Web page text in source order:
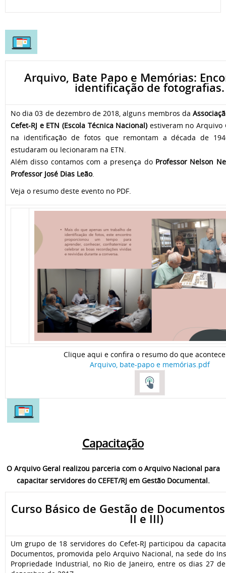
Arquivo, Bate Papo e Memórias:
identificação de fotografias.
No dia 03 de dezembro de 2018, alguns membros da
Cefet-RJ e ETN (Escola Técnica Nacional)estiveram no Arquivo
na identificação de fotos que remontam a década de
estudaram ou lecionaram na ETN.
Além disso contamos com a presença do Professor Nelson
Professor José Dias Leão.
Veja o resumo deste evento no PDF.
Clique aqui e confira o resumo do que
Arquivo, bate-papo e memórias.pdf
Capacitação
O Arquivo Geral realizou parceria com o Arquivo Nacional para
capacitar servidores do CEFET/RJ em Gestão Documental.
Curso Básico de Gestão de
II e III)
Um grupo de 18 servidores do Cefet-RJ participou da
Documentos, promovida pelo Arquivo Nacional, na sede do
Propriedade Industrial, no Rio de Janeiro, entre os dias 27